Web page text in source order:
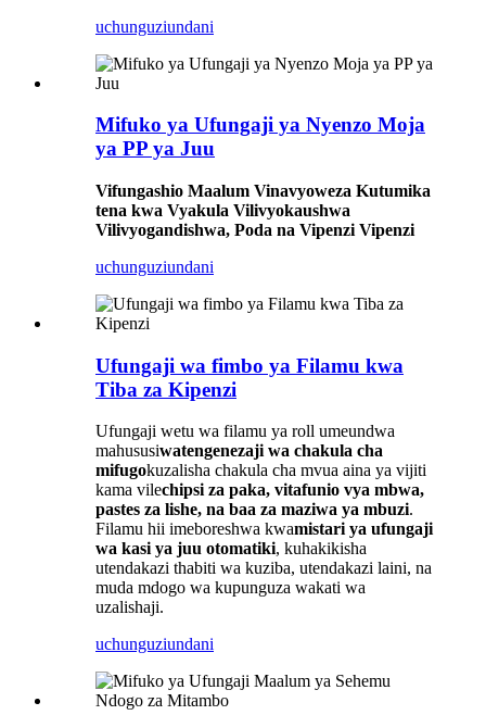
uchunguziundani
Mifuko ya Ufungaji ya Nyenzo Moja
ya PP ya Juu
Vifungashio Maalum Vinavyoweza Kutumika
tena kwa Vyakula Vilivyokaushwa
Vilivyogandishwa, Poda na Vipenzi Vipenzi
uchunguziundani
Ufungaji wa fimbo ya Filamu kwa
Tiba za Kipenzi
Ufungaji wetu wa filamu ya roll umeundwa
mahususiwatengenezaji wa chakula cha
mifugokuzalisha chakula cha mvua aina ya vijiti
kama vilechipsi za paka, vitafunio vya mbwa,
pastes za lishe, na baa za maziwa ya mbuzi.
Filamu hii imeboreshwa kwamistari ya ufungaji
wa kasi ya juu otomatiki, kuhakikisha
utendakazi thabiti wa kuziba, utendakazi laini, na
muda mdogo wa kupunguza wakati wa
uzalishaji.
uchunguziundani